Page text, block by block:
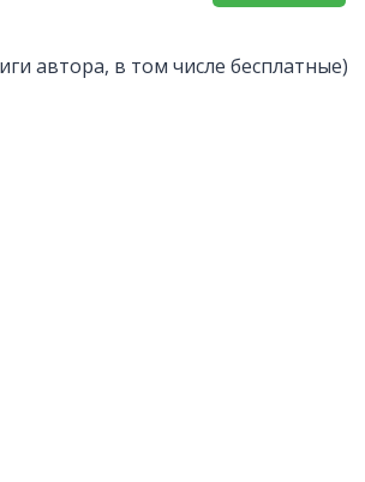
автора, в том числе бесплатные)